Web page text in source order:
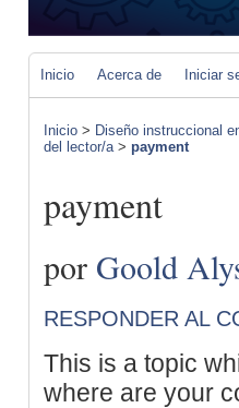
Inicio Acerca de Iniciar
Inicio > Diseño instruccional
del lector/a> payment
payment
por Goold
RESPONDER AL
This is a topic
where are your